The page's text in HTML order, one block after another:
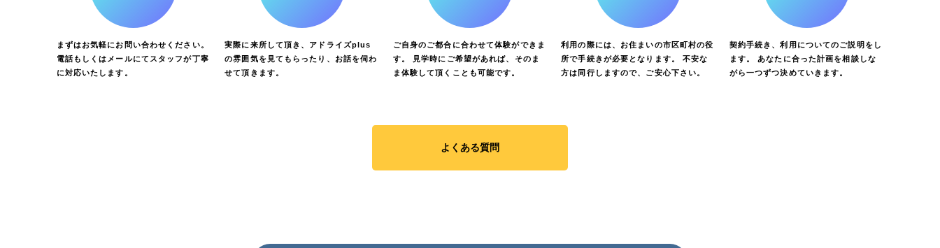
まずはお気軽にお問い合わせください。
電話もしくはメールにてスタッフが丁寧
に対応いたします。
実際に来所して頂き、アドライズplus
の雰囲気を見てもらったり、お話を伺わ
せて頂きます。
ご自身のご都合に合わせて体験ができま
す。 見学時にご希望があれば、そのま
ま体験して頂くことも可能です。
利用の際には、お住まいの市区町村の役
所で手続きが必要となります。 不安な
方は同行しますので、ご安心下さい。
契約手続き、利用についてのご説明をし
ます。 あなたに合った計画を相談しな
がら一つずつ決めていきます。
よくある質問